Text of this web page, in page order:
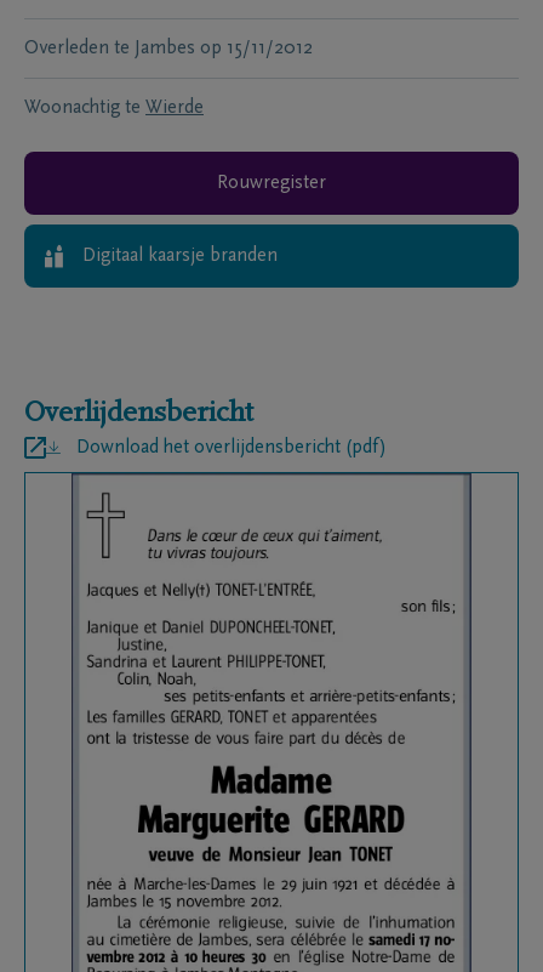
Overleden te Jambes op 15/11/2012
Woonachtig te Wierde
Rouwregister
Digitaal kaarsje branden
Overlijdensbericht
Download het overlijdensbericht (pdf)